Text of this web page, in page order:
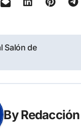
Salón de
By